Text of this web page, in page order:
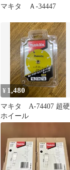
マキタ Ａ-34447
¥ 1,480
マキタ A-74407 超硬
ホイール